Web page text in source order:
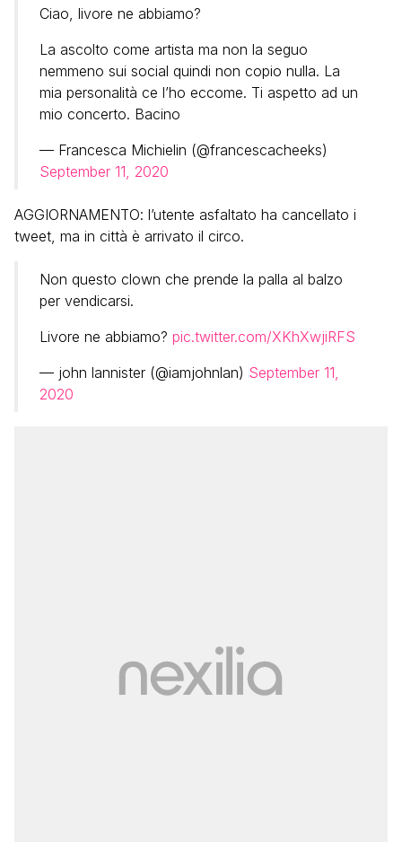
Ciao, livore ne abbiamo?
La ascolto come artista ma non la seguo
nemmeno sui social quindi non copio nulla. La
mia personalità ce l’ho eccome. Ti aspetto ad un
mio concerto. Bacino
— Francesca Michielin (@francescacheeks)
September 11, 2020
AGGIORNAMENTO: l’utente asfaltato ha cancellato i
tweet, ma in città è arrivato il circo.
Non questo clown che prende la palla al balzo
per vendicarsi.
Livore ne abbiamo? pic.twitter.com/XKhXwjiRFS
— john lannister (@iamjohnlan) September 11,
2020